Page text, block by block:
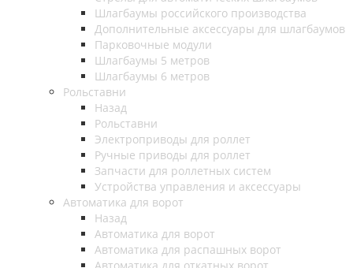
Шлагбаумы российского производства
Дополнительные аксессуары для шлагбаумов
Парковочные модули
Шлагбаумы 5 метров
Шлагбаумы 6 метров
Рольставни
Назад
Рольставни
Электроприводы для роллет
Ручные приводы для роллет
Запчасти для роллетных систем
Устройства управления и аксессуары
Автоматика для ворот
Назад
Автоматика для ворот
Автоматика для распашных ворот